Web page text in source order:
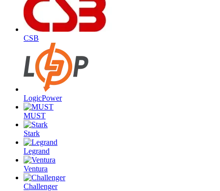
CSB
LogicPower
MUST
Stark
Legrand
Ventura
Challenger